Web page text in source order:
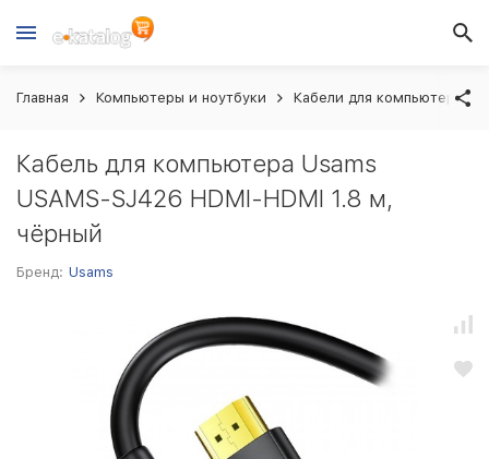
Главная Компьютеры и ноутбуки Кабели для компьютера
Кабель для компьютера Usams
USAMS-SJ426 HDMI-HDMI 1.8 м,
чёрный
Бренд: Usams